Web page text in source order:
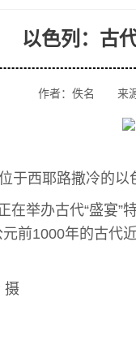
以色列：古
作者：佚名 来源
西耶路撒冷的以
举办古代“盛宴”
前1000年的古代